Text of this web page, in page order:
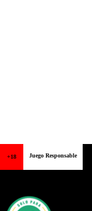
+18 Juego Responsable